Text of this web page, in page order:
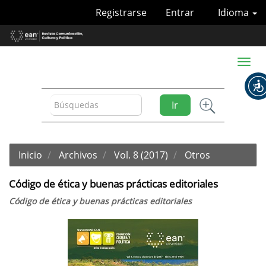
Contenido
principal
Idioma
Registrarse Entrar
Ir
Toggle
Inicio Archivos Vol. 8 (2017) Otros
Código de ética y buenas prácticas editoriales
Código de ética y buenas prácticas editoriales